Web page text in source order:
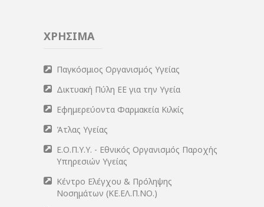
ΧΡΗΣΙΜΑ
Παγκόσμιος Οργανισμός Υγείας
Δικτυακή Πύλη ΕΕ για την Υγεία
Εφημερεύοντα Φαρμακεία Κιλκίς
Άτλας Υγείας
Ε.Ο.Π.Υ.Υ. - Εθνικός Οργανισμός Παροχής
Υπηρεσιών Υγείας
Κέντρο Ελέγχου & Πρόληψης
Νοσημάτων (ΚΕ.ΕΛ.Π.ΝΟ.)